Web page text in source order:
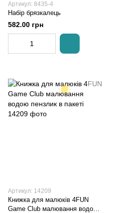
Артикул: 8435-4
Набір брязкалець
582.00 грн
Артикул: 14209
Книжка для малюків 4FUN
Game Club малювання водою